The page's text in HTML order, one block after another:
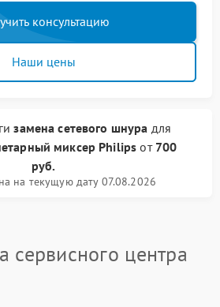
консультацию
Наши цены
замена сетевого шнура для
миксер Philips от 700
руб.
на текущую дату 07.08.2026
сервисного центра